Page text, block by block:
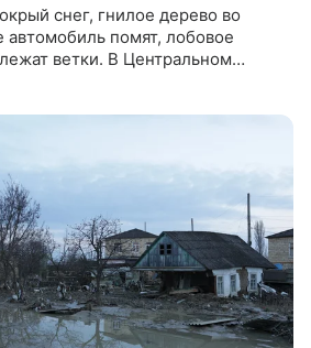
снег, гнилое дерево во
помят, лобовое
ветки. В Центральном